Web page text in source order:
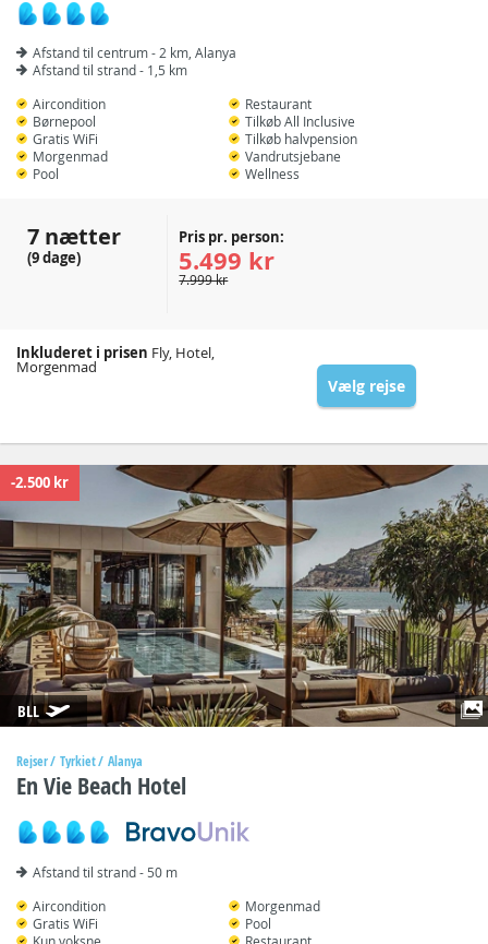
Afstand til centrum - 2 km, Alanya
Afstand til strand - 1,5 km
Aircondition
Børnepool
Gratis WiFi
Morgenmad
Pool
Restaurant
Tilkøb All Inclusive
Tilkøb halvpension
Vandrutsjebane
Wellness
7 nætter
(9 dage)
Pris pr. person:
5.499 kr
7.999 kr
Inkluderet i prisen Fly, Hotel,
Morgenmad
Vælg rejse
-2.500 kr
BLL
Rejser Tyrkiet Alanya
En Vie Beach Hotel
Afstand til strand - 50 m
Aircondition
Gratis WiFi
Morgenmad
Pool